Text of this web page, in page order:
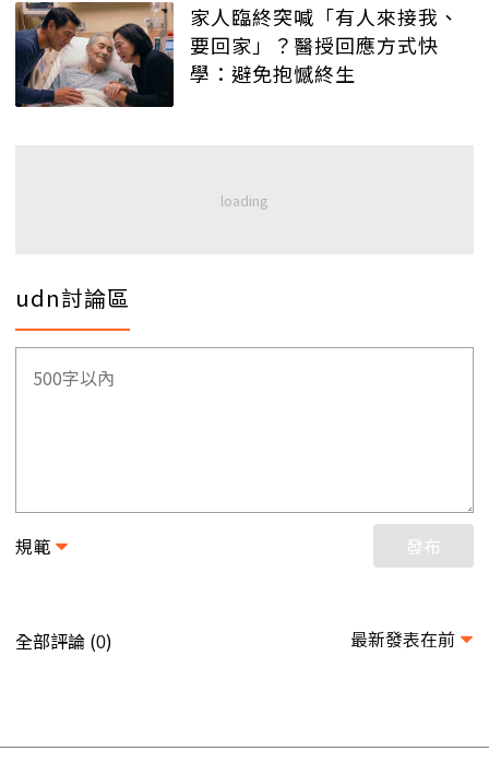
家人臨終突喊「有人來接我、
要回家」？醫授回應方式快
學：避免抱憾終生
udn討論區
規範 發布
全部評論 (0) 最新發表在前